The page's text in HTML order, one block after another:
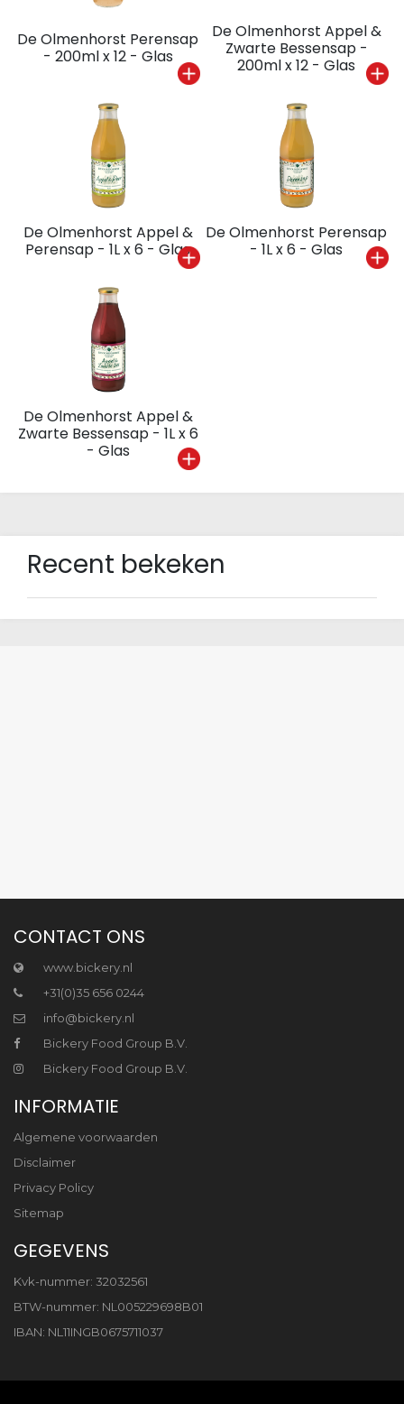
De Olmenhorst Perensap
- 200ml x 12 - Glas
De Olmenhorst Appel &
Zwarte Bessensap -
200ml x 12 - Glas
De Olmenhorst Appel &
Perensap - 1L x 6 - Glas
De Olmenhorst Perensap
- 1L x 6 - Glas
De Olmenhorst Appel &
Zwarte Bessensap - 1L x 6
- Glas
Recent bekeken
CONTACT ONS
www.bickery.nl
+31(0)35 656 0244
info@bickery.nl
Bickery Food Group B.V.
Bickery Food Group B.V.
INFORMATIE
Algemene voorwaarden
Disclaimer
Privacy Policy
Sitemap
GEGEVENS
Kvk-nummer: 32032561
BTW-nummer: NL005229698B01
IBAN: NL11INGB0675711037